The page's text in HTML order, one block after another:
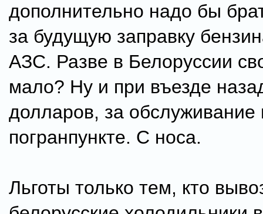
дополнительно надо бы
за будущую заправку
АЗС. Разве в Белоруссии
мало? Ну и при въезде
долларов, за обслуживание
погранпункте. С носа.
Льготы только тем, кто